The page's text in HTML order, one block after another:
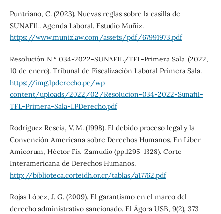
Puntriano, C. (2023). Nuevas reglas sobre la casilla de
SUNAFIL. Agenda Laboral. Estudio Muñiz.
https://www.munizlaw.com/assets/pdf/67991973.pdf
Resolución N.° 034-2022-SUNAFIL/TFL-Primera Sala. (2022,
10 de enero). Tribunal de Fiscalización Laboral Primera Sala.
https://img.lpderecho.pe/wp-
content/uploads/2022/02/Resolucion-034-2022-Sunafil-
TFL-Primera-Sala-LPDerecho.pdf
Rodríguez Rescia, V. M. (1998). El debido proceso legal y la
Convención Americana sobre Derechos Humanos. En Liber
Amicorum, Héctor Fix-Zamudio (pp.1295-1328). Corte
Interamericana de Derechos Humanos.
http://biblioteca.corteidh.or.cr/tablas/a17762.pdf
Rojas López, J. G. (2009). El garantismo en el marco del
derecho administrativo sancionado. El Ágora USB, 9(2), 373-